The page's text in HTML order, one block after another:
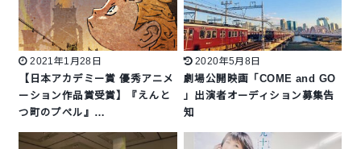
2021年1月28日
【日本アカデミー賞 優秀アニメ
ーション作品賞受賞】『えんと
つ町のプぺル』…
2020年5月8日
劇場公開映画「COME and GO
」出演者オーディション募集告
知